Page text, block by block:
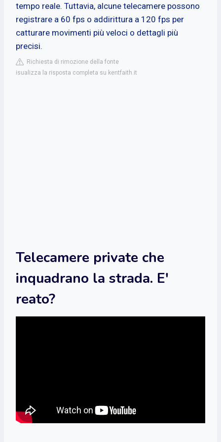
tempo reale. Tuttavia, alcune telecamere possono
registrare a 60 fps o addirittura a 120 fps per
catturare movimenti più veloci o dettagli più
precisi.
Richiesta di rimozione della fonte
isualizza la risposta completa su kentfaith.it
Telecamere private che
inquadrano la strada. E'
reato?